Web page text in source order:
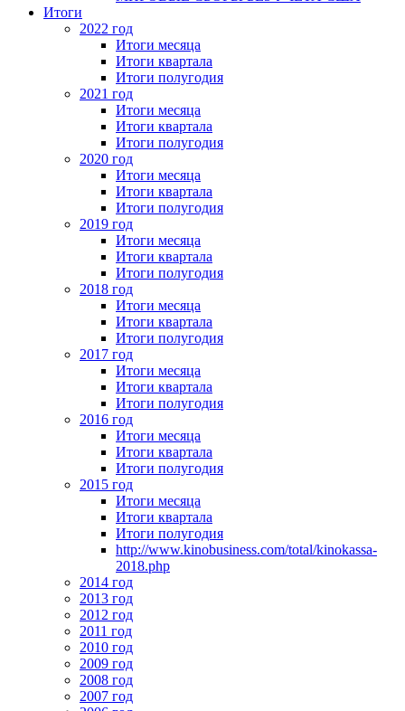
Итоги
2022 год
Итоги месяца
Итоги квартала
Итоги полугодия
2021 год
Итоги месяца
Итоги квартала
Итоги полугодия
2020 год
Итоги месяца
Итоги квартала
Итоги полугодия
2019 год
Итоги месяца
Итоги квартала
Итоги полугодия
2018 год
Итоги месяца
Итоги квартала
Итоги полугодия
2017 год
Итоги месяца
Итоги квартала
Итоги полугодия
2016 год
Итоги месяца
Итоги квартала
Итоги полугодия
2015 год
Итоги месяца
Итоги квартала
Итоги полугодия
http://www.kinobusiness.com/total/kinokassa-
2018.php
2014 год
2013 год
2012 год
2011 год
2010 год
2009 год
2008 год
2007 год